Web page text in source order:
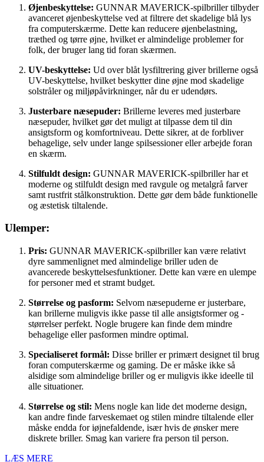
Øjenbeskyttelse: GUNNAR MAVERICK-spilbriller tilbyder
avanceret øjenbeskyttelse ved at filtrere det skadelige blå lys
fra computerskærme. Dette kan reducere øjenbelastning,
træthed og tørre øjne, hvilket er almindelige problemer for
folk, der bruger lang tid foran skærmen.
UV-beskyttelse: Ud over blåt lysfiltrering giver brillerne også
UV-beskyttelse, hvilket beskytter dine øjne mod skadelige
solstråler og miljøpåvirkninger, når du er udendørs.
Justerbare næsepuder: Brillerne leveres med justerbare
næsepuder, hvilket gør det muligt at tilpasse dem til din
ansigtsform og komfortniveau. Dette sikrer, at de forbliver
behagelige, selv under lange spilsessioner eller arbejde foran
en skærm.
Stilfuldt design: GUNNAR MAVERICK-spilbriller har et
moderne og stilfuldt design med ravgule og metalgrå farver
samt rustfrit stålkonstruktion. Dette gør dem både funktionelle
og æstetisk tiltalende.
Ulemper:
Pris: GUNNAR MAVERICK-spilbriller kan være relativt
dyre sammenlignet med almindelige briller uden de
avancerede beskyttelsesfunktioner. Dette kan være en ulempe
for personer med et stramt budget.
Størrelse og pasform: Selvom næsepuderne er justerbare,
kan brillerne muligvis ikke passe til alle ansigtsformer og -
størrelser perfekt. Nogle brugere kan finde dem mindre
behagelige eller pasformen mindre optimal.
Specialiseret formål: Disse briller er primært designet til brug
foran computerskærme og gaming. De er måske ikke så
alsidige som almindelige briller og er muligvis ikke ideelle til
alle situationer.
Størrelse og stil: Mens nogle kan lide det moderne design,
kan andre finde farveskemaet og stilen mindre tiltalende eller
måske endda for iøjnefaldende, især hvis de ønsker mere
diskrete briller. Smag kan variere fra person til person.
LÆS MERE